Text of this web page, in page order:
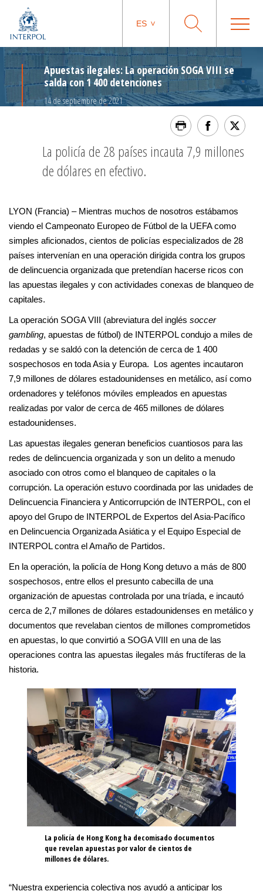
ES
Apuestas ilegales: La operación SOGA VIII se
salda con 1 400 detenciones
14 de septiembre de 2021
La policía de 28 países incauta 7,9 millones
de dólares en efectivo.
LYON (Francia) – Mientras muchos de nosotros estábamos
viendo el Campeonato Europeo de Fútbol de la UEFA como
simples aficionados, cientos de policías especializados de 28
países intervenían en una operación dirigida contra los grupos
de delincuencia organizada que pretendían hacerse ricos con
las apuestas ilegales y con actividades conexas de blanqueo de
capitales.
La operación SOGA VIII (abreviatura del inglés soccer
gambling, apuestas de fútbol) de INTERPOL condujo a miles de
redadas y se saldó con la detención de cerca de 1 400
sospechosos en toda Asia y Europa. Los agentes incautaron
7,9 millones de dólares estadounidenses en metálico, así como
ordenadores y teléfonos móviles empleados en apuestas
realizadas por valor de cerca de 465 millones de dólares
estadounidenses.
Las apuestas ilegales generan beneficios cuantiosos para las
redes de delincuencia organizada y son un delito a menudo
asociado con otros como el blanqueo de capitales o la
corrupción. La operación estuvo coordinada por las unidades de
Delincuencia Financiera y Anticorrupción de INTERPOL, con el
apoyo del Grupo de INTERPOL de Expertos del Asia-Pacífico
en Delincuencia Organizada Asiática y el Equipo Especial de
INTERPOL contra el Amaño de Partidos.
En la operación, la policía de Hong Kong detuvo a más de 800
sospechosos, entre ellos el presunto cabecilla de una
organización de apuestas controlada por una tríada, e incautó
cerca de 2,7 millones de dólares estadounidenses en metálico y
documentos que revelaban cientos de millones comprometidos
en apuestas, lo que convirtió a SOGA VIII en una de las
operaciones contra las apuestas ilegales más fructíferas de la
historia.
La policía de Hong Kong ha decomisado documentos
que revelan apuestas por valor de cientos de
millones de dólares.
“Nuestra experiencia colectiva nos ayudó a anticipar los